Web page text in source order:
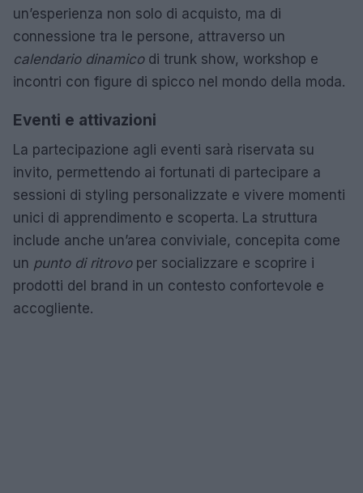
un’esperienza non solo di acquisto, ma di
connessione tra le persone, attraverso un
calendario dinamicodi trunk show, workshop e
incontri con figure di spicco nel mondo della moda.
Eventi e attivazioni
La partecipazione agli eventi sarà riservata su
invito, permettendo ai fortunati di partecipare a
sessioni di styling personalizzate e vivere momenti
unici di apprendimento e scoperta. La struttura
include anche un’area conviviale, concepita come
un punto di ritrovoper socializzare e scoprire i
prodotti del brand in un contesto confortevole e
accogliente.